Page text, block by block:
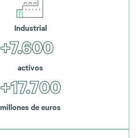
Industrial
+7.600
activos
+17.700
millones de euros